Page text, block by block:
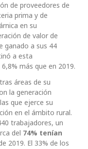
de proveedores de
prima y de
en su
de valor de
ganado a sus 44
a esta
6,8% más que en 2019.
áreas de su
la generación
que ejerce su
en el ámbito rural.
trabajadores, un
del 74% tenían
2019. El 33% de los